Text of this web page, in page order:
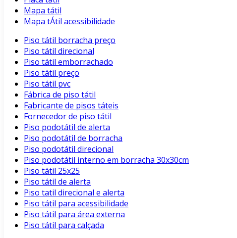
Mapa tátil
Mapa tÁtil acessibilidade
Piso tátil borracha preço
Piso tátil direcional
Piso tátil emborrachado
Piso tátil preço
Piso tátil pvc
Fábrica de piso tátil
Fabricante de pisos táteis
Fornecedor de piso tátil
Piso podotátil de alerta
Piso podotátil de borracha
Piso podotátil direcional
Piso podotátil interno em borracha 30x30cm
Piso tátil 25x25
Piso tátil de alerta
Piso tatil direcional e alerta
Piso tátil para acessibilidade
Piso tátil para área externa
Piso tátil para calçada